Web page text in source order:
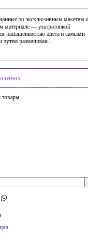
по эксклюзивным макетам
материале — ультратонкой
насыщенностью цвета и самыми
путем размачиван…
товары